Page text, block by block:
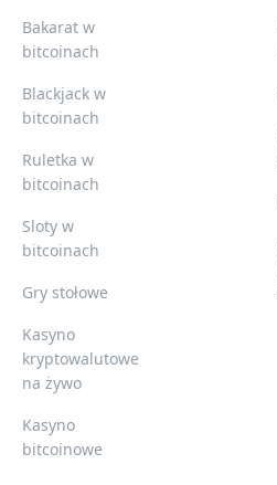
Bakarat w
bitcoinach
Blackjack w
bitcoinach
Ruletka w
bitcoinach
Sloty w
bitcoinach
Gry stołowe
Kasyno
kryptowalutowe
na żywo
Kasyno
bitcoinowe